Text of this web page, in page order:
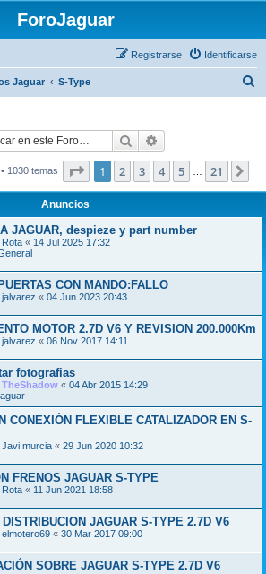
ForoJaguar
Identificarse
Registrarse
Jaguar S-Type
Buscar
• 1030 temas Página de 21
1 2 3 4 5 21
Anuncios
JAGUAR, despieze y part number
Rota « 14 Jul 2025 17:32
CON MANDO:FALLO
jalvarez « 04 Jun 2023 20:43
MOTOR 2.7D V6 Y REVISION 200.000Km
jalvarez « 06 Nov 2017 14:11
fotografias
TheShadow « 04 Abr 2015 14:29
CONEXIÓN FLEXIBLE CATALIZADOR EN S-
Javi murcia « 29 Jun 2020 10:32
FRENOS JAGUAR S-TYPE
Rota « 11 Jun 2021 18:58
JAGUAR S-TYPE 2.7D V6
elmotero69 « 30 Mar 2017 09:00
SOBRE JAGUAR S-TYPE 2.7D V6